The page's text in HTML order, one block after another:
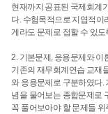
현재까지 공표된 국제회계
다. 수험목적으로 지엽적이
게라도 문제로 접할 수 있도
2. 기본문제, 응용문제와 이
기존의 재무회계연습 교재
와 응용문제로 구분하였다.
념을 물어보는 종합문제로
꼭 풀어보아야 할 문제들